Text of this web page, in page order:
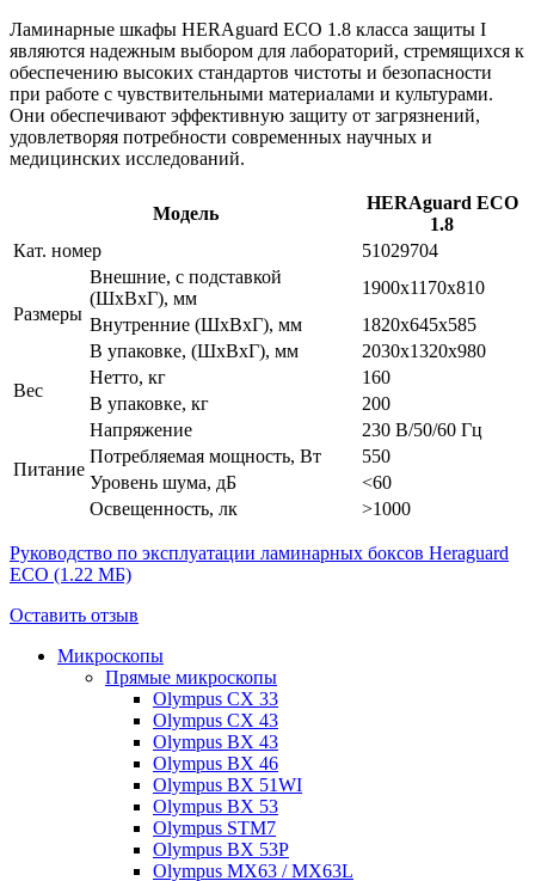
Ламинарные шкафы HERAguard ECO 1.8 класса защиты I
являются надежным выбором для лабораторий, стремящихся к
обеспечению высоких стандартов чистоты и безопасности
при работе с чувствительными материалами и культурами.
Они обеспечивают эффективную защиту от загрязнений,
удовлетворяя потребности современных научных и
медицинских исследований.
Модель
HERAguard ECO
1.8
Кат. номер
51029704
Размеры
Внешние, с подставкой
(ШxВxГ), мм
1900x1170x810
Внутренние (ШxВxГ), мм
1820x645x585
В упаковке, (ШxВxГ), мм
2030x1320x980
Вес
Нетто, кг
160
В упаковке, кг
200
Питание
Напряжение
230 В/50/60 Гц
Потребляемая мощность, Вт
550
Уровень шума, дБ
<60
Освещенность, лк
>1000
Руководство по эксплуатации ламинарных боксов Heraguard
ECO (1.22 МБ)
Оставить отзыв
Микроскопы
Прямые микроскопы
Olympus CX 33
Olympus CX 43
Olympus BX 43
Olympus BX 46
Olympus BX 51WI
Olympus BX 53
Olympus STM7
Olympus BX 53P
Olympus MX63 / MX63L